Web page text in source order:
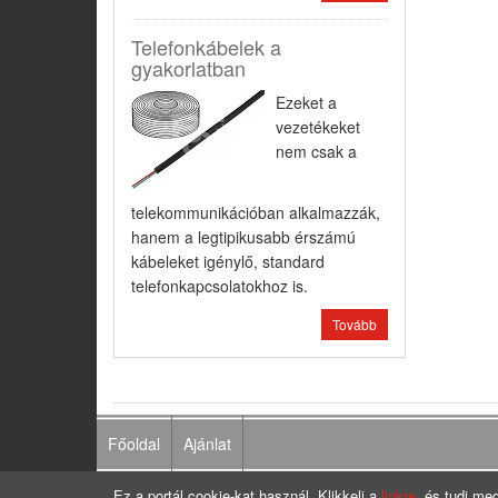
Telefonkábelek a
gyakorlatban
Ezeket a
vezetékeket
nem csak a
telekommunikációban alkalmazzák,
hanem a legtipikusabb érszámú
kábeleket igénylő, standard
telefonkapcsolatokhoz is.
Tovább
Főoldal Ajánlat